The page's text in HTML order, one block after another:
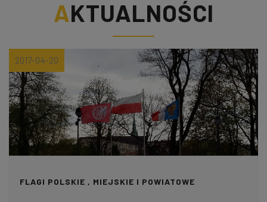
AKTUALNOŚCI
2017-04-20
FLAGI POLSKIE , MIEJSKIE I POWIATOWE